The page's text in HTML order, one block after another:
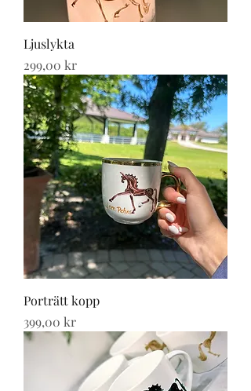
Ljuslykta
Pris
299,00 kr
Porträtt kopp
Pris
399,00 kr